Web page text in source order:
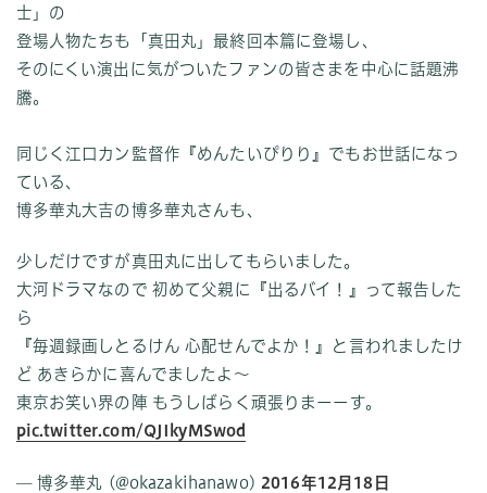
士」の
登場人物たちも「真田丸」最終回本篇に登場し、
そのにくい演出に気がついたファンの皆さまを中心に話題沸
騰。
同じく江口カン監督作『めんたいぴりり』でもお世話になっ
ている、
博多華丸大吉の博多華丸さんも、
少しだけですが真田丸に出してもらいました。
大河ドラマなので 初めて父親に『出るバイ！』って報告した
ら
『毎週録画しとるけん 心配せんでよか！』と言われましたけ
ど あきらかに喜んでましたよ〜
東京お笑い界の陣 もうしばらく頑張りまーーす。
pic.twitter.com/QJIkyMSwod
— 博多華丸 (@okazakihanawo) 2016年12月18日